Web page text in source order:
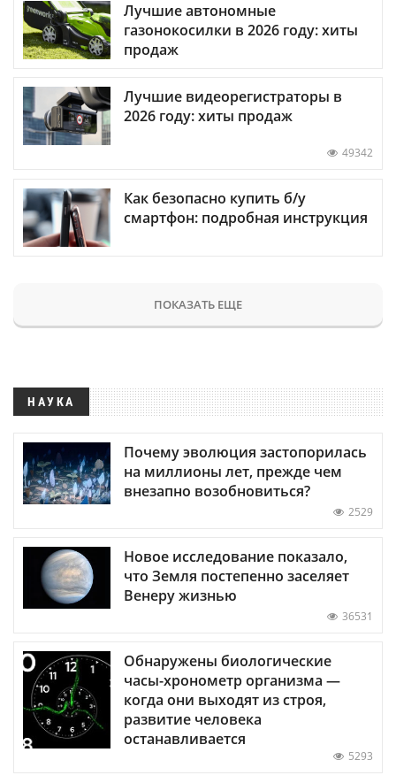
Лучшие автономные
газонокосилки в 2026 году: хиты
продаж
Лучшие видеорегистраторы в
2026 году: хиты продаж
49342
Как безопасно купить б/у
смартфон: подробная инструкция
ПОКАЗАТЬ ЕЩЕ
НАУКА
Почему эволюция застопорилась
на миллионы лет, прежде чем
внезапно возобновиться?
2529
Новое исследование показало,
что Земля постепенно заселяет
Венеру жизнью
36531
Обнаружены биологические
часы-хронометр организма —
когда они выходят из строя,
развитие человека
останавливается
5293